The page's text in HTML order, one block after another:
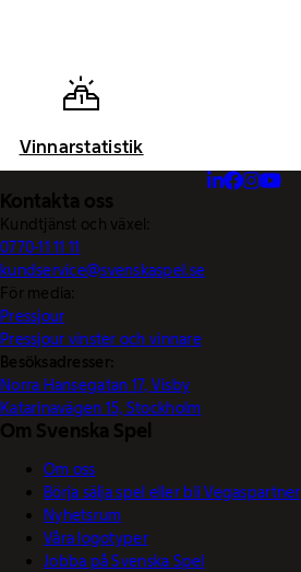
Vinnarstatistik
Kontakta oss
Kundtjänst och växel:
0770-11 11 11
kundservice@svenskaspel.se
För media:
Pressjour
Pressjour vinster och vinnare
Besöksadresser:
Norra Hansegatan 17, Visby
Katarinavägen 15, Stockholm
Om Svenska Spel
Om oss
Börja sälja spel eller bli Vegaspartner
Nyhetsrum
Våra logotyper
Jobba på Svenska Spel